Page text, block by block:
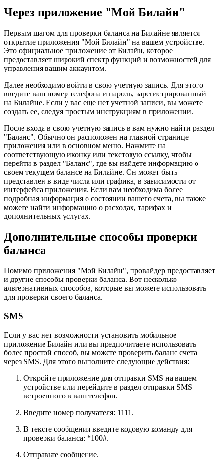
Через приложение "Мой Билайн"
Первым шагом для проверки баланса на Билайне является
открытие приложения "Мой Билайн" на вашем устройстве.
Это официальное приложение от Билайн, которое
предоставляет широкий спектр функций и возможностей для
управления вашим аккаунтом.
Далее необходимо войти в свою учетную запись. Для этого
введите ваш номер телефона и пароль, зарегистрированный
на Билайне. Если у вас еще нет учетной записи, вы можете
создать ее, следуя простым инструкциям в приложении.
После входа в свою учетную запись в вам нужно найти раздел
"Баланс". Обычно он расположен на главной странице
приложения или в основном меню. Нажмите на
соответствующую иконку или текстовую ссылку, чтобы
перейти в раздел "Баланс", где вы найдете информацию о
своем текущем балансе на Билайне. Он может быть
представлен в виде числа или графика, в зависимости от
интерфейса приложения. Если вам необходима более
подробная информация о состоянии вашего счета, вы также
можете найти информацию о расходах, тарифах и
дополнительных услугах.
Дополнительные способы проверки
баланса
Помимо приложения "Мой Билайн", провайдер предоставляет
и другие способы проверки баланса. Вот несколько
альтернативных способов, которые вы можете использовать
для проверки своего баланса.
SMS
Если у вас нет возможности установить мобильное
приложение Билайн или вы предпочитаете использовать
более простой способ, вы можете проверить баланс счета
через SMS. Для этого выполните следующие действия:
Откройте приложение для отправки SMS на вашем
устройстве или перейдите в раздел отправки SMS
встроенного в ваш телефон.
Введите номер получателя: 1111.
В тексте сообщения введите кодовую команду для
проверки баланса: *100#.
Отправьте сообщение.